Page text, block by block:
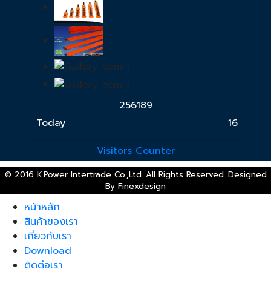
256189
Today
16
Visitors Counter
© 2016 K.Power Intertrade Co.,Ltd. All Rights Reserved. Designed
By Finexdesign
หน้าหลัก
สินค้าของเรา
เกี่ยวกับเรา
Download
ติดต่อเรา